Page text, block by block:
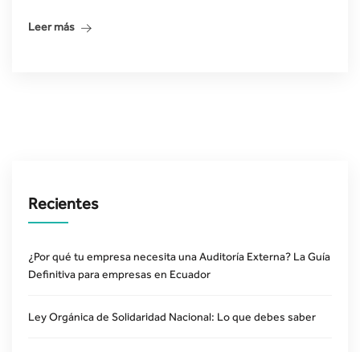
Leer más
Recientes
¿Por qué tu empresa necesita una Auditoría Externa? La Guía
Definitiva para empresas en Ecuador
Ley Orgánica de Solidaridad Nacional: Lo que debes saber